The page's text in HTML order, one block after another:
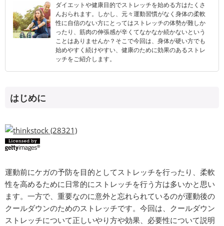
ダイエットや健康目的でストレッチを始める方はたくさ
んおられます。しかし、元々運動習慣がなく身体の柔軟
性に自信のない方にとってはストレッチの体勢が難しか
ったり、筋肉の伸張感が辛くてなかなか続かないという
ことはありませんか？そこで今回は、身体が硬い方でも
始めやすく続けやすい、健康のために効果のあるストレ
ッチをご紹介します。
はじめに
運動前にケガの予防を目的としてストレッチを行ったり、柔軟
性を高めるために日常的にストレッチを行う方は多いかと思い
ます。一方で、重要なのに意外と忘れられているのが運動後の
クールダウンのためのストレッチです。今回は、クールダウン
ストレッチについて正しいやり方や効果、必要性について説明